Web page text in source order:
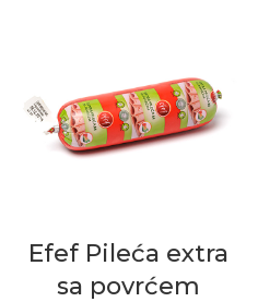
Efef Pileća extra
sa povrćem